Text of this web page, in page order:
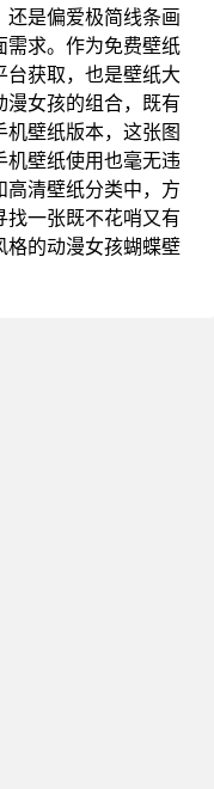
还是偏爱极简线条画
需求。作为免费壁纸
台获取，也是壁纸大
女孩的组合，既有
壁纸版本，这张图
机壁纸使用也毫无违
高清壁纸分类中，方
找一张既不花哨又有
格的动漫女孩蝴蝶壁